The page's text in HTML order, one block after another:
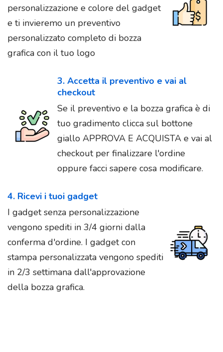
personalizzazione e colore del gadget
e ti invieremo un preventivo
personalizzato completo di bozza
grafica con il tuo logo
3. Accetta il preventivo e vai al
checkout
Se il preventivo e la bozza grafica è di
tuo gradimento clicca sul bottone
giallo APPROVA E ACQUISTA e vai al
checkout per finalizzare l'ordine
oppure facci sapere cosa modificare.
4. Ricevi i tuoi gadget
I gadget senza personalizzazione
vengono spediti in 3/4 giorni dalla
conferma d'ordine. I gadget con
stampa personalizzata vengono spediti
in 2/3 settimana dall'approvazione
della bozza grafica.